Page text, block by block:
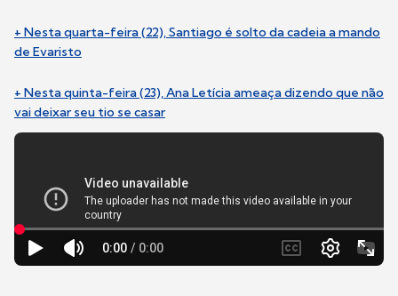
+ Nesta quarta-feira (22), Santiago é solto da cadeia a mando
de Evaristo
+ Nesta quinta-feira (23), Ana Letícia ameaça dizendo que não
vai deixar seu tio se casar